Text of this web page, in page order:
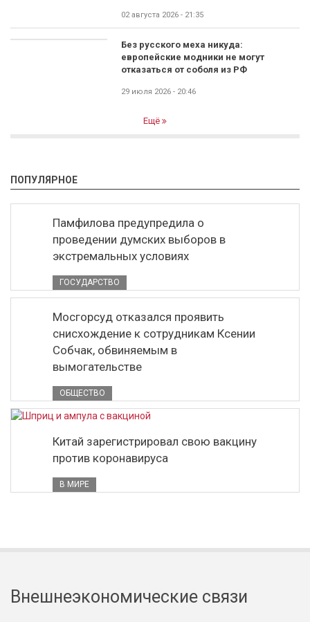
02 августа 2026 - 21:35
Без русского меха никуда:
европейские модники не могут
отказаться от соболя из РФ
29 июля 2026 - 20:46
Ещё
ПОПУЛЯРНОЕ
Памфилова предупредила о
проведении думских выборов в
экстремальных условиях
ГОСУДАРСТВО
Мосгорсуд отказался проявить
снисхождение к сотрудникам Ксении
Собчак, обвиняемым в
вымогательстве
ОБЩЕСТВО
Китай зарегистрировал свою вакцину
против коронавируса
В МИРЕ
Внешнеэкономические связи